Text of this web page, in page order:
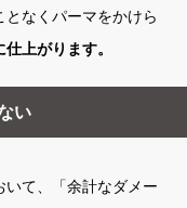
なくパーマをかけら
上がります。
い
て、「余計なダメー